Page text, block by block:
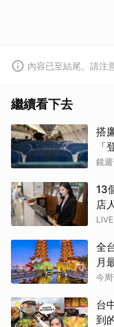
內容已至結尾。請注
繼續看下去
搭
「
鏡週
13
店
全
月
斯
今周
台
到